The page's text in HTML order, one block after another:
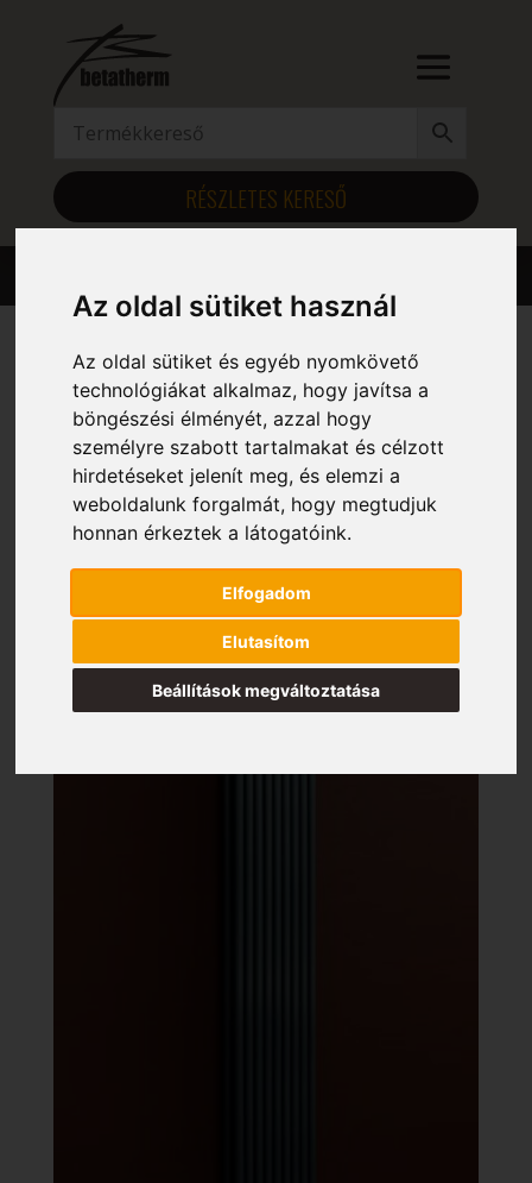
Az oldal sütiket használ
Az oldal sütiket és egyéb nyomkövető
technológiákat alkalmaz, hogy javítsa a
böngészési élményét, azzal hogy
személyre szabott tartalmakat és célzott
hirdetéseket jelenít meg, és elemzi a
weboldalunk forgalmát, hogy megtudjuk
honnan érkeztek a látogatóink.
Elfogadom
Elutasítom
Beállítások megváltoztatása
RÉSZLETES KERESŐ
Kezdőlap/ Szélesség (mm) termék / 691
691
Mind a(z) 6 találat megjelenítve